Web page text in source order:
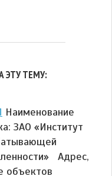
ЭТУ ТЕМУ:
Наименование
ЗАО «Институт
Адрес,
объектов